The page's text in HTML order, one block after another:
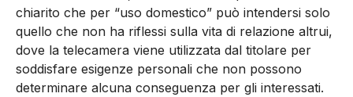
chiarito che per “uso domestico” può intendersi solo
quello che non ha riflessi sulla vita di relazione altrui,
dove la telecamera viene utilizzata dal titolare per
soddisfare esigenze personali che non possono
determinare alcuna conseguenza per gli interessati.